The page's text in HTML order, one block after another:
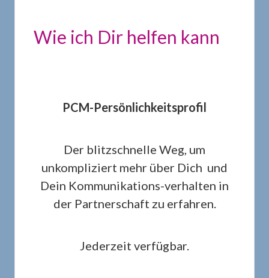
Wie ich Dir helfen kann
PCM-Persönlichkeitsprofil
Der blitzschnelle Weg, um
unkompliziert mehr über Dich und
Dein Kommunikations-verhalten in
der Partnerschaft zu erfahren.
Jederzeit verfügbar.